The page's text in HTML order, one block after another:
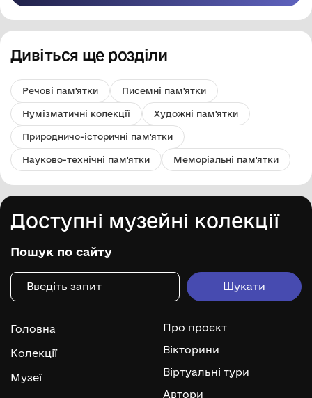
Дивіться ще розділи
Речові пам'ятки Писемні пам'ятки
Нумізматичні колекції Художні пам'ятки
Природничо-історичні пам'ятки
Науково-технічні пам'ятки Меморіальні пам'ятки
Доступні музейні колекції
Пошук по сайту
Головна
Колекції
Музеї
Про проєкт
Вікторини
Віртуальні тури
Автори